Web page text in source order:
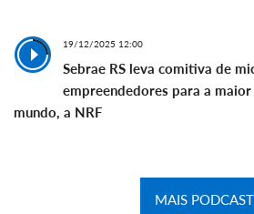
19/12/2025 12:00
Sebrae RS leva comitiva de
empreendedores para a
mundo, a NRF
MAIS PODCAST